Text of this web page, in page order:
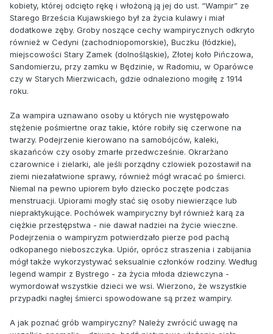
kobiety, której odcięto rękę i włożoną ją jej do ust. “Wampir” ze
Starego Brześcia Kujawskiego był za życia kulawy i miał
dodatkowe zęby. Groby noszące cechy wampirycznych odkryto
również w Cedyni (zachodniopomorskie), Buczku (łódzkie),
miejscowości Stary Zamek (dolnośląskie), Złotej koło Pińczowa,
Sandomierzu, przy zamku w Będzinie, w Radomiu, w Oparówce
czy w Starych Mierzwicach, gdzie odnaleziono mogiłę z 1914
roku.
Za wampira uznawano osoby u których nie występowało
stężenie pośmiertne oraz takie, które robiły się czerwone na
twarzy. Podejrzenie kierowano na samobójców, kaleki,
skazańców czy osoby zmarłe przedwcześnie. Okrarżano
czarownice i zielarki, ale jeśli porządny czlowiek pozostawił na
ziemi niezałatwione sprawy, również mógł wracać po śmierci.
Niemal na pewno upiorem było dziecko poczęte podczas
menstruacji. Upiorami mogły stać się osoby niewierzące lub
niepraktykujące. Pochówek wampiryczny był również karą za
ciężkie przestępstwa - nie dawał nadziei na życie wieczne.
Podejrzenia o wampiryzm potwierdzało pierze pod pachą
odkopanego nieboszczyka. Upiór, oprócz straszenia i zabijania
mógł także wykorzystywać seksualnie członków rodziny. Według
legend wampir z Bystrego - za życia młoda dziewczyna -
wymordował wszystkie dzieci we wsi. Wierzono, że wszystkie
przypadki nagłej śmierci spowodowane są przez wampiry.
A jak poznać grób wampiryczny? Należy zwrócić uwagę na